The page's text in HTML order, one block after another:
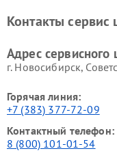
Контакты сервис
Адрес сервисного
г. Новосибирск,
Горячая линия:
+7 (383) 377-72-09
Контактный телефон:
8 (800) 101-01-54